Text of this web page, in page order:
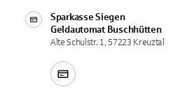
Sparkasse Siegen
Geldautomat Buschhütten
Alte Schulstr. 1, 57223 Kreuztal